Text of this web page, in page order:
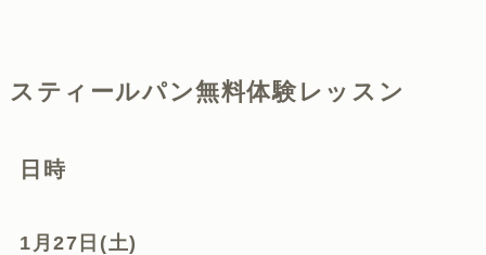
スティールパン無料体験レッスン
日時
1月27日(土)